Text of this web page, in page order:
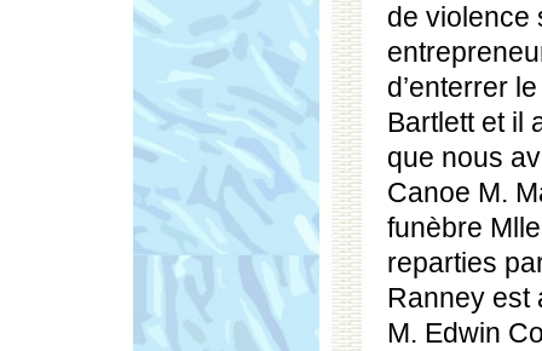
de violence
d’enterrer
Bartlett et il
que nous
Canoe M.
funèbre
reparties
Ranney est
M. Edwin